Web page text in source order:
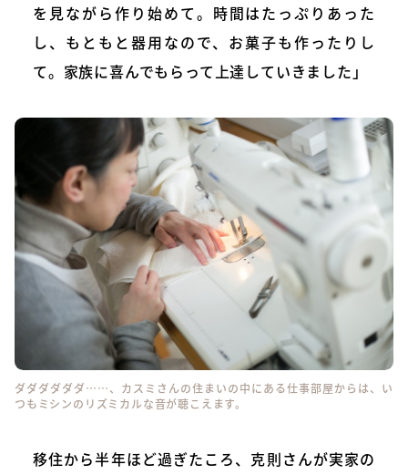
を見ながら作り始めて。時間はたっぷりあった
し、もともと器用なので、お菓子も作ったりし
て。家族に喜んでもらって上達していきました」
ダダダダダダ……、カスミさんの住まいの中にある仕事部屋からは、い
つもミシンのリズミカルな音が聴こえます。
移住から半年ほど過ぎたころ、克則さんが実家の